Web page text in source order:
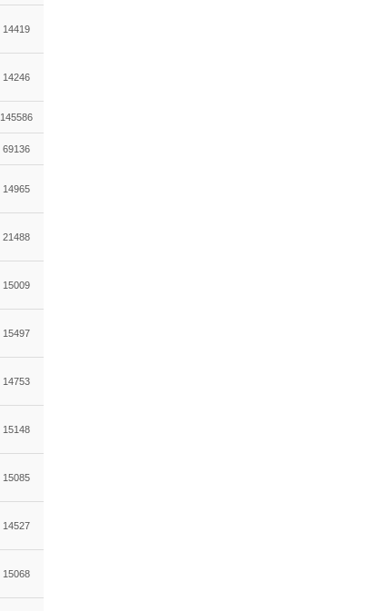
14419
14246
145586
69136
14965
21488
15009
15497
14753
15148
15085
14527
15068